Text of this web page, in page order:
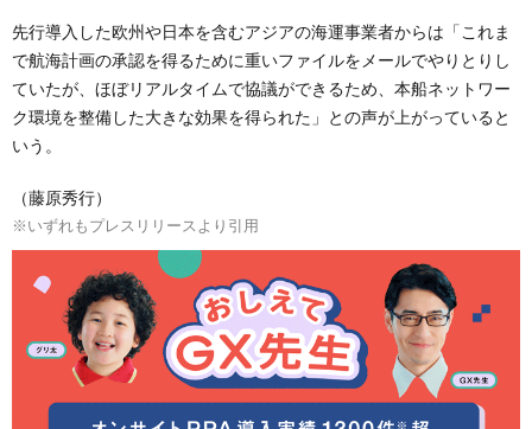
先行導入した欧州や日本を含むアジアの海運事業者からは「これま
で航海計画の承認を得るために重いファイルをメールでやりとりし
ていたが、ほぼリアルタイムで協議ができるため、本船ネットワー
ク環境を整備した大きな効果を得られた」との声が上がっていると
いう。
（藤原秀行）
※いずれもプレスリリースより引用